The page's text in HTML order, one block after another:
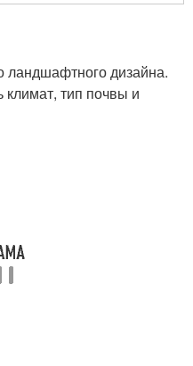
ландшафтного дизайна.
тип почвы и